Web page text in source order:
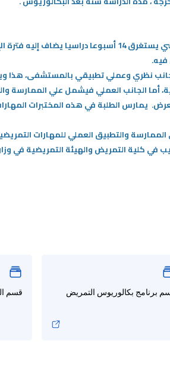
تتبع الكلية نظام الفصل الدراسي، كل فصل دراسي
فيه.
نظري وعملي تطبيقي بالمستشفى،هذا
أما الجانب العملي فيشمل علي الممارسة
يمارس الطلبة في هذه المختبرات
والتطبيق العملي للمهارات
في كلية التمريض والهيئة التمريضية في
برنامج بكالوريوس التمريض قسم